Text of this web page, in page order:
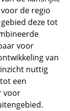
de regio
deze tot
voor
van
nuttig
een
voor